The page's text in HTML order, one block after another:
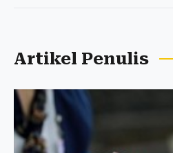
Artikel Penulis